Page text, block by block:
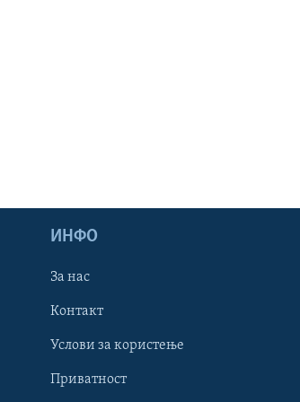
Learning English
НАКУСО...
ИНФО
За нас
Контакт
Услови за користење
Приватност